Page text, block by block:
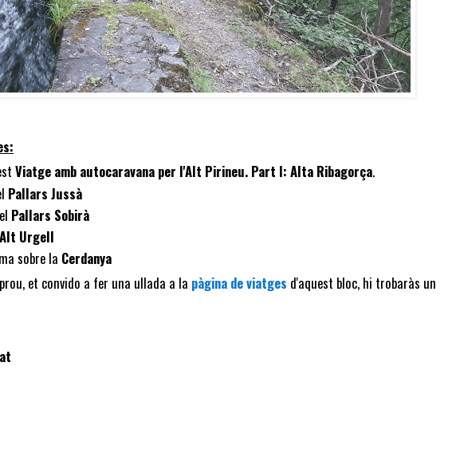
Viatge amb autocaravana per l'Alt Pirineu. Part I: Alta Ribagorça.
Pallars Jussà
Pallars Sobirà
Alt Urgell
sobre la Cerdanya
et convido a fer una ullada a la pàgina de viatges d'aquest bloc, hi trobaràs un